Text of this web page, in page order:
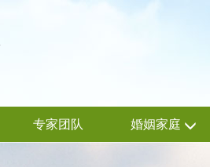
专家团队 婚姻家庭